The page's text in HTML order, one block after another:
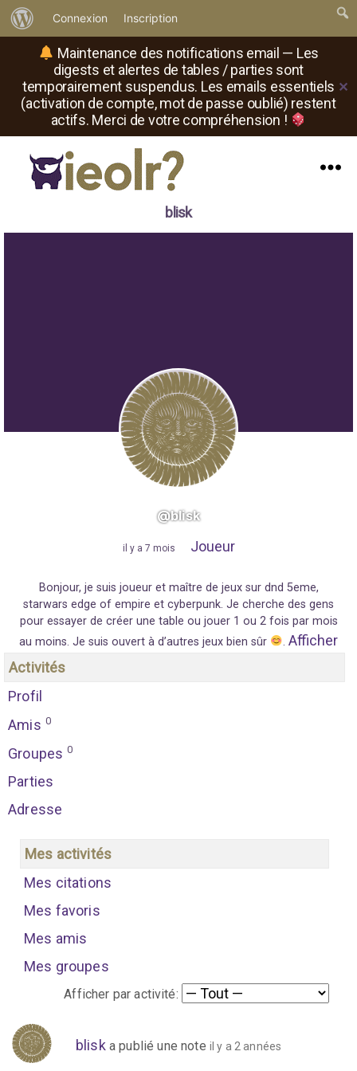
Maintenance des notifications email — Les
digests et alertes de tables / parties sont
temporairement suspendus. Les emails essentiels
(activation de compte, mot de passe oublié) restent
actifs. Merci de votre compréhension !
✕
propos
de
WordPress
Connexion Inscription
où
blisk
@blisk
il y a 7 mois Joueur
Bonjour, je suis joueur et maître de jeux sur dnd 5eme,
starwars edge of empire et cyberpunk. Je cherche des gens
pour essayer de créer une table ou jouer 1 ou 2 fois par mois
au moins. Je suis ouvert à d’autres jeux bien sûr
.Afficher
Activités
Profil
Amis 0
Groupes 0
Parties
Adresse
Mes activités
Mes citations
Mes favoris
Mes amis
Mes groupes
Afficher par activité:
blisk a publié une note il y a 2 années